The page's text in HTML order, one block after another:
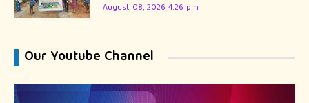
August 08, 2026 4:26 pm
Our Youtube Channel